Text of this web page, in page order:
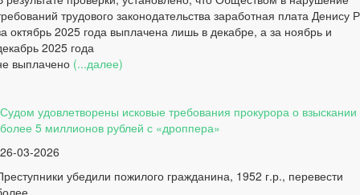
трудового законодательства заработная плата Денису
октябрь 2025 года выплачена лишь в декабре, а за ноябрь и
2025 года
выплачено (...далее)
Судом удовлетворены исковые требования прокурора о взыскании
более 5 миллионов рублей с «дроппера»
26-03-2026
убедили пожилого гражданина, 1952 г.р., перевести